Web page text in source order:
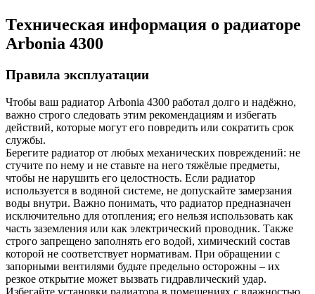
Техническая информация о радиаторе
Arbonia 4300
Правила эксплуатации
Чтобы ваш радиатор Arbonia 4300 работал долго и надёжно,
важно строго следовать этим рекомендациям и избегать
действий, которые могут его повредить или сократить срок
службы.
Берегите радиатор от любых механических повреждений: не
стучите по нему и не ставьте на него тяжёлые предметы,
чтобы не нарушить его целостность. Если радиатор
используется в водяной системе, не допускайте замерзания
воды внутри. Важно понимать, что радиатор предназначен
исключительно для отопления; его нельзя использовать как
часть заземления или как электрический проводник. Также
строго запрещено заполнять его водой, химический состав
которой не соответствует нормативам. При обращении с
запорными вентилями будьте предельно осторожны – их
резкое открытие может вызвать гидравлический удар.
Избегайте установки радиатора в помещениях с влажностью